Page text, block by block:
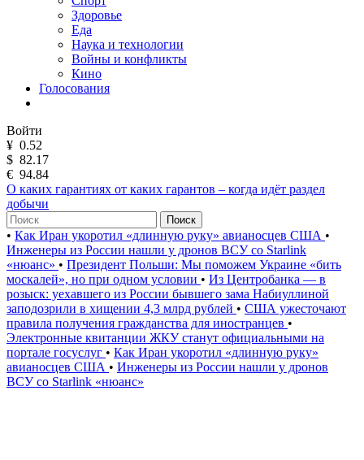
Здоровье
Еда
Наука и технологии
Войны и конфликты
Кино
Голосования
Войти
¥ 0.52
$ 82.17
€ 94.84
О каких гарантиях от каких гарантов – когда идёт раздел
добычи
Поиск
• Как Иран укоротил «длинную руку» авианосцев США •
Инженеры из России нашли у дронов ВСУ со Starlink
«нюанс» • Президент Польши: Мы поможем Украине «бить
москалей», но при одном условии • Из Центробанка — в
розыск: уехавшего из России бывшего зама Набиуллиной
заподозрили в хищении 4,3 млрд рублей • США ужесточают
правила получения гражданства для иностранцев •
Электронные квитанции ЖКУ станут официальными на
портале госуслуг • Как Иран укоротил «длинную руку»
авианосцев США • Инженеры из России нашли у дронов
ВСУ со Starlink «нюанс»